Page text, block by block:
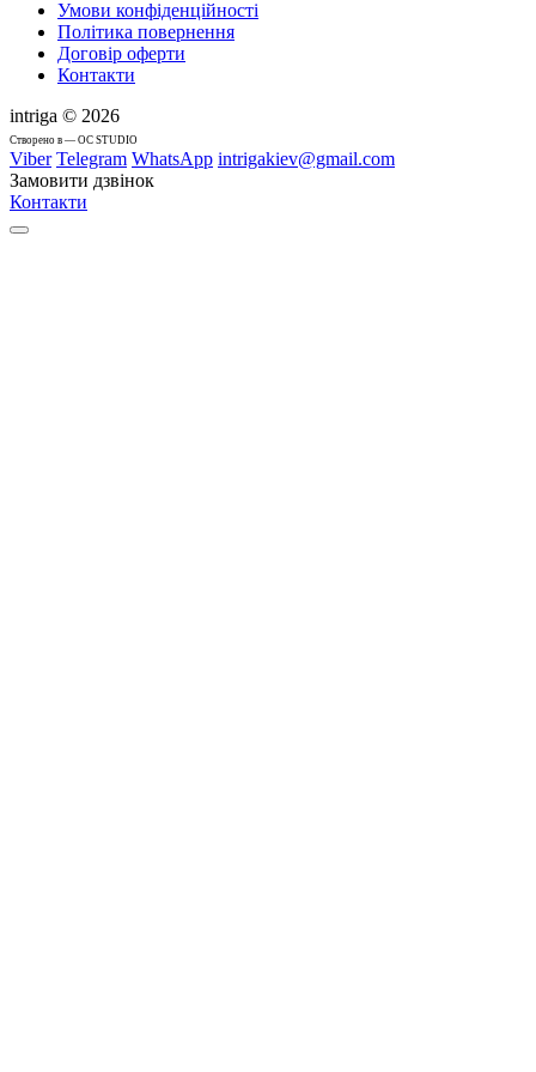
Умови конфіденційності
Політика повернення
Договір оферти
Контакти
intriga © 2026
Cтворено в — OC STUDIO
Viber Telegram WhatsApp intrigakiev@gmail.com
Замовити дзвінок
Контакти